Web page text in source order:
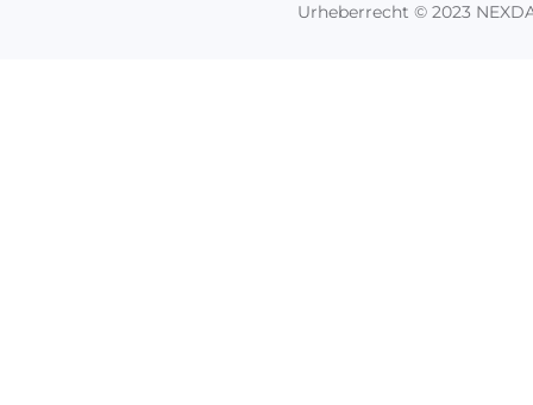
Urheberrecht © 2023